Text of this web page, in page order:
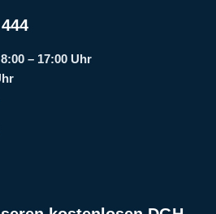
8:00 – 17:00 Uhr